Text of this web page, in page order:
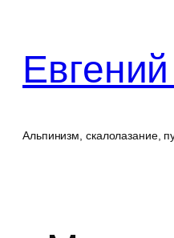
содержимому
Альпинизм, скалолазание,